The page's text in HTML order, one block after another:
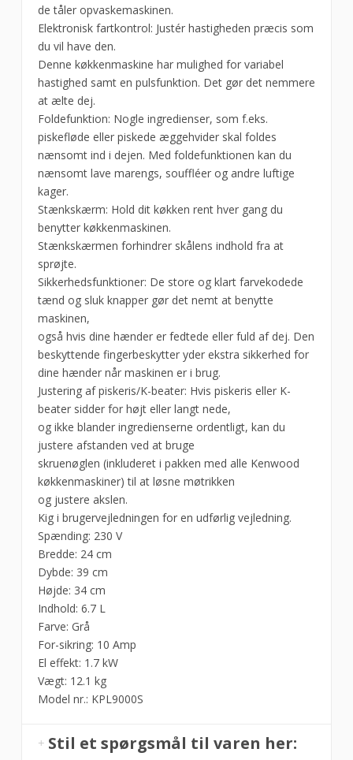
de tåler opvaskemaskinen.
Elektronisk fartkontrol: Justér hastigheden præcis som
du vil have den.
Denne køkkenmaskine har mulighed for variabel
hastighed samt en pulsfunktion. Det gør det nemmere
at ælte dej.
Foldefunktion: Nogle ingredienser, som f.eks.
piskefløde eller piskede æggehvider skal foldes
nænsomt ind i dejen. Med foldefunktionen kan du
nænsomt lave marengs, souffléer og andre luftige
kager.
Stænkskærm: Hold dit køkken rent hver gang du
benytter køkkenmaskinen.
Stænkskærmen forhindrer skålens indhold fra at
sprøjte.
Sikkerhedsfunktioner: De store og klart farvekodede
tænd og sluk knapper gør det nemt at benytte
maskinen,
også hvis dine hænder er fedtede eller fuld af dej. Den
beskyttende fingerbeskytter yder ekstra sikkerhed for
dine hænder når maskinen er i brug.
Justering af piskeris/K-beater: Hvis piskeris eller K-
beater sidder for højt eller langt nede,
og ikke blander ingredienserne ordentligt, kan du
justere afstanden ved at bruge
skruenøglen (inkluderet i pakken med alle Kenwood
køkkenmaskiner) til at løsne møtrikken
og justere akslen.
Kig i brugervejledningen for en udførlig vejledning.
Spænding: 230 V
Bredde: 24 cm
Dybde: 39 cm
Højde: 34 cm
Indhold: 6.7 L
Farve: Grå
For-sikring: 10 Amp
El effekt: 1.7 kW
Vægt: 12.1 kg
Model nr.: KPL9000S
Stil et spørgsmål til varen her: